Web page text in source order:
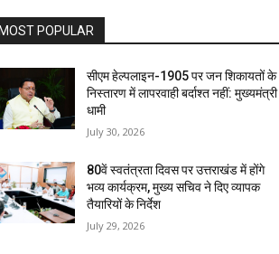
MOST POPULAR
सीएम हेल्पलाइन-1905 पर जन शिकायतों के
निस्तारण में लापरवाही बर्दाश्त नहीं: मुख्यमंत्री
धामी
July 30, 2026
80वें स्वतंत्रता दिवस पर उत्तराखंड में होंगे
भव्य कार्यक्रम, मुख्य सचिव ने दिए व्यापक
तैयारियों के निर्देश
July 29, 2026